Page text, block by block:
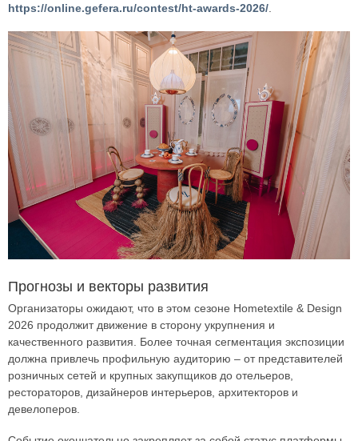
https://online.gefera.ru/contest/ht-awards-2026/
Прогнозы и векторы развития
Организаторы ожидают, что в этом сезоне Hometextile & Design
2026 продолжит движение в сторону укрупнения и
качественного развития. Более точная сегментация экспозиции
должна привлечь профильную аудиторию – от представителей
розничных сетей и крупных закупщиков до отельеров,
рестораторов, дизайнеров интерьеров, архитекторов и
девелоперов.